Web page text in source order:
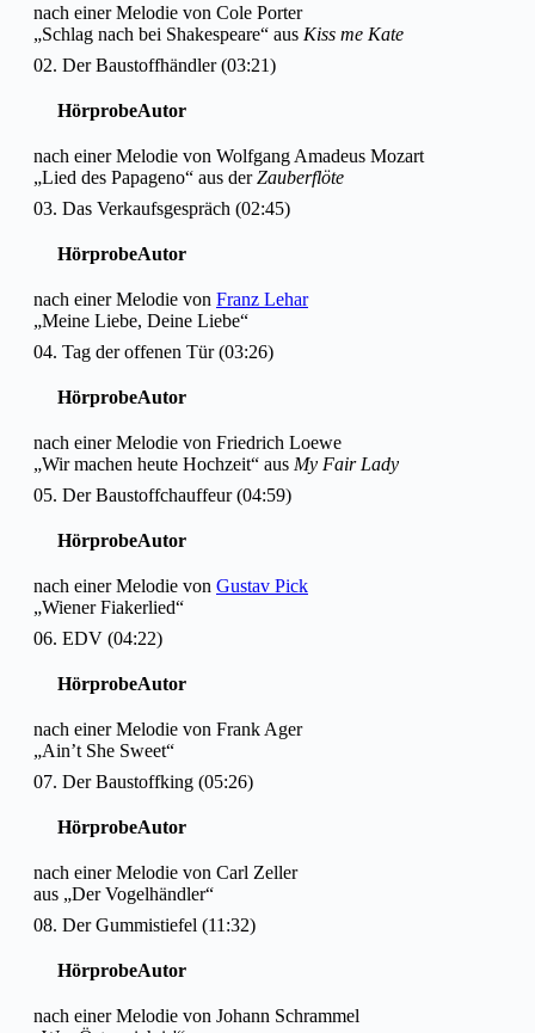
nach einer Melodie von Cole Porter
„Schlag nach bei Shakespeare“ aus Kiss me Kate
02. Der Baustoffhändler (03:21)
HörprobeAutor
nach einer Melodie von Wolfgang Amadeus Mozart
„Lied des Papageno“ aus derZauberflöte
03. Das Verkaufsgespräch (02:45)
HörprobeAutor
nach einer Melodie von Franz Lehar
„Meine Liebe, Deine Liebe“
04. Tag der offenen Tür (03:26)
HörprobeAutor
nach einer Melodie von Friedrich Loewe
„Wir machen heute Hochzeit“ aus My Fair Lady
05. Der Baustoffchauffeur (04:59)
HörprobeAutor
nach einer Melodie von Gustav Pick
„Wiener Fiakerlied“
06. EDV (04:22)
HörprobeAutor
nach einer Melodie von Frank Ager
„Ain’t She Sweet“
07. Der Baustoffking (05:26)
HörprobeAutor
nach einer Melodie von Carl Zeller
aus „Der Vogelhändler“
08. Der Gummistiefel (11:32)
HörprobeAutor
nach einer Melodie von Johann Schrammel